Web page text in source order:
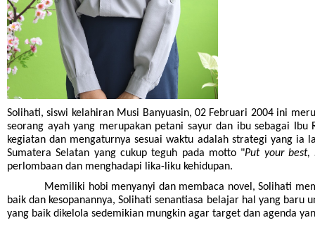
Solihati, siswi kelahiran Musi Banyuasin, 02 Februari 2004 ini
seorang ayah yang merupakan petani sayur dan ibu sebagai
kegiatan dan mengaturnya sesuai waktu adalah strategi yang ia
Sumatera Selatan yang cukup teguh pada motto "Put your
perlombaan dan menghadapi lika-liku kehidupan.
Memiliki hobi menyanyi dan membaca novel, Solihati
baik dan kesopanannya, Solihati senantiasa belajar hal yang
yang baik dikelola sedemikian mungkin agar target dan agenda